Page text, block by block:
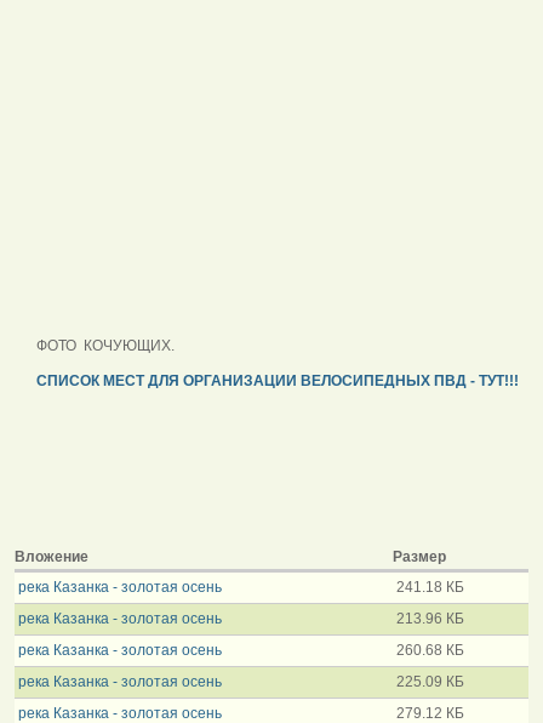
ФОТО КОЧУЮЩИХ.
СПИСОК МЕСТ ДЛЯ ОРГАНИЗАЦИИ ВЕЛОСИПЕДНЫХ ПВД - ТУТ!!!
Вложение
Размер
река Казанка - золотая осень
241.18 КБ
река Казанка - золотая осень
213.96 КБ
река Казанка - золотая осень
260.68 КБ
река Казанка - золотая осень
225.09 КБ
река Казанка - золотая осень
279.12 КБ